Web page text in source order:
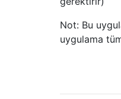
Not: Bu
uygulama